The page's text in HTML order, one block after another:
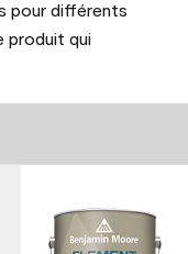
pour différents
produit qui